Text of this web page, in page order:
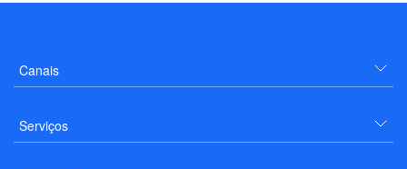
Canais
Serviços